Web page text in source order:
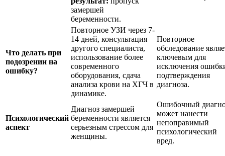
замершей
беременности.
Что делать при
подозрении на
ошибку?
Повторное УЗИ через 7-
14 дней, консультация
другого специалиста,
использование более
современного
оборудования, сдача
анализа крови на ХГЧ в
динамике.
Повторное
обследование
ключевым для
исключения
подтверждения
диагноза.
Психологический
аспект
Диагноз замершей
беременности является
серьезным стрессом для
женщины.
Ошибочный
может нанести
непоправимый
психологический
вред.